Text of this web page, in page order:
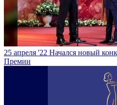
25 апреля '22 Начался новый
Премии